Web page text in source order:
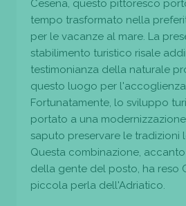
Cesena, questo pittoresco
tempo trasformato nella
per le vacanze al mare. La
stabilimento turistico risale
testimonianza della naturale
questo luogo per
Fortunatamente, lo sviluppo
portato a una
saputo preservare le tradizioni
Questa combinazione,
della gente del posto, ha reso
piccola perla dell'Adriatico.